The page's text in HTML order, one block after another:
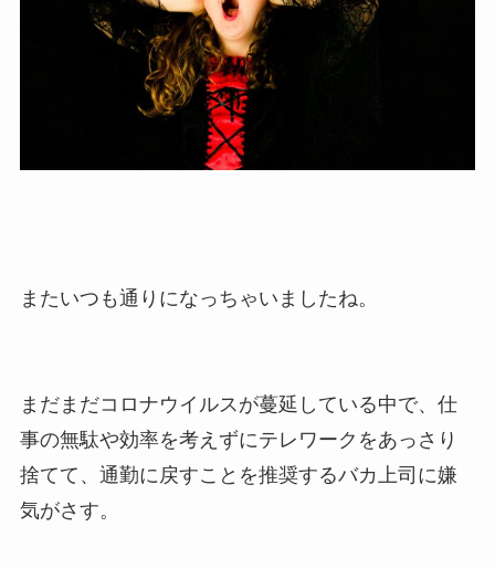
またいつも通りになっちゃいましたね。
まだまだコロナウイルスが蔓延している中で、仕
事の無駄や効率を考えずにテレワークをあっさり
捨てて、通勤に戻すことを推奨するバカ上司に嫌
気がさす。